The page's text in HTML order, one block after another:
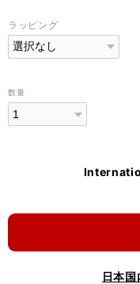
ラッピング
数量
日本